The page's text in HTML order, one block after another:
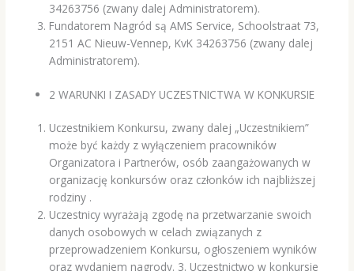
34263756 (zwany dalej Administratorem).
Fundatorem Nagród sąAMS Service, Schoolstraat 73,
2151 AC Nieuw-Vennep, KvK 34263756 (zwany dalej
Administratorem).
2 WARUNKI I ZASADY UCZESTNICTWA W KONKURSIE
Uczestnikiem Konkursu, zwany dalej „Uczestnikiem”
może być każdy z wyłączeniem pracowników
Organizatora i Partnerów, osób zaangażowanych w
organizację konkursów oraz członków ich najbliższej
rodziny .
Uczestnicy wyrażają zgodę na przetwarzanie swoich
danych osobowych w celach związanych z
przeprowadzeniem Konkursu, ogłoszeniem wyników
oraz wydaniem nagrody. 3. Uczestnictwo w konkursie